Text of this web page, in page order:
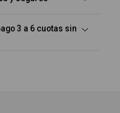
3 a 6 cuotas sin